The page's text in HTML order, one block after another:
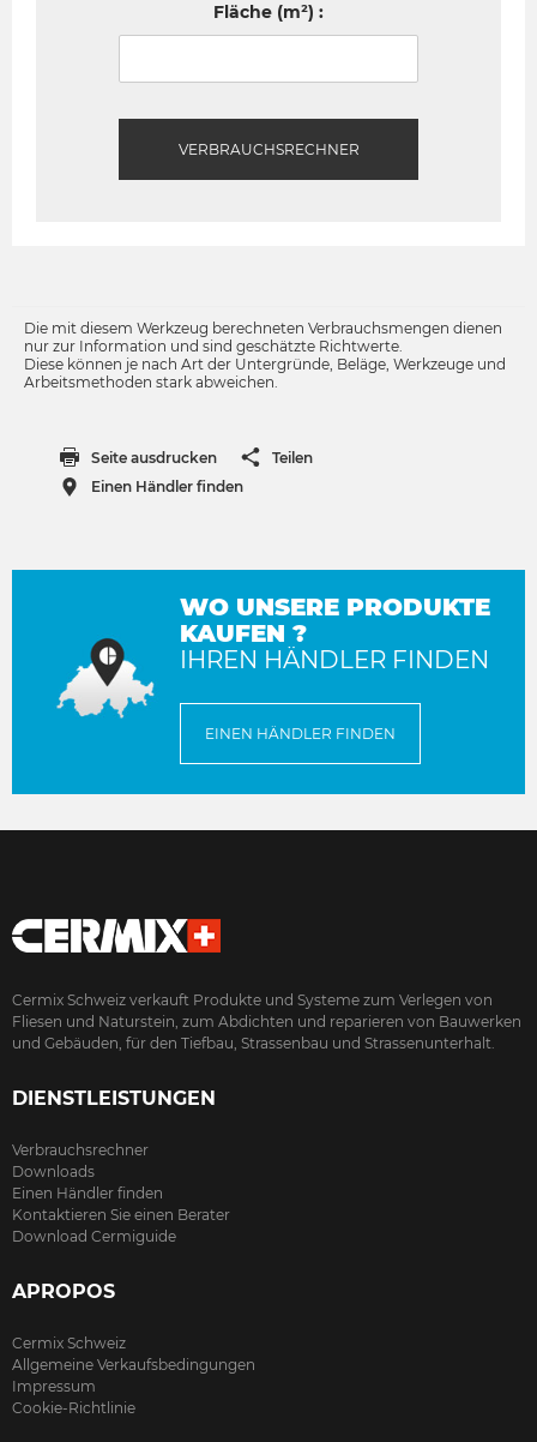
Fläche (m²) :
VERBRAUCHSRECHNER
Die mit diesem Werkzeug berechneten Verbrauchsmengen dienen
nur zur Information und sind geschätzte Richtwerte.
Diese können je nach Art der Untergründe, Beläge, Werkzeuge und
Arbeitsmethoden stark abweichen.
Seite ausdrucken
Teilen
Einen Händler finden
WO UNSERE PRODUKTE
KAUFEN ?
IHREN HÄNDLER FINDEN
EINEN HÄNDLER FINDEN
Cermix Schweiz verkauft Produkte und Systeme zum Verlegen von
Fliesen und Naturstein, zum Abdichten und reparieren von Bauwerken
und Gebäuden, für den Tiefbau, Strassenbau und Strassenunterhalt.
DIENSTLEISTUNGEN
Verbrauchsrechner
Downloads
Einen Händler finden
Kontaktieren Sie einen Berater
Download Cermiguide
APROPOS
Cermix Schweiz
Allgemeine Verkaufsbedingungen
Impressum
Cookie-Richtlinie